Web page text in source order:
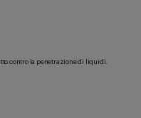
contro la penetrazione di liquidi.